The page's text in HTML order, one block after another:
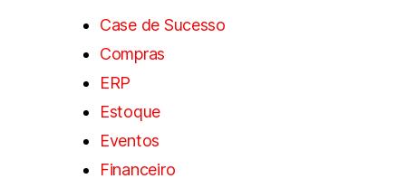
Case de Sucesso
Compras
ERP
Estoque
Eventos
Financeiro